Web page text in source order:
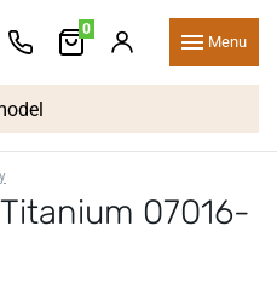
0
Menu
07016-